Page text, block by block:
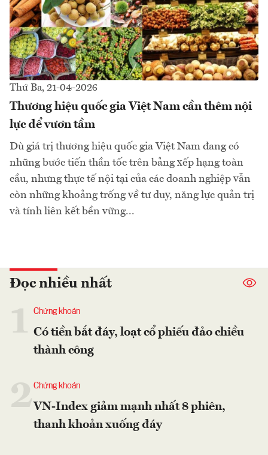
Thứ Ba, 21-04-2026
Thương hiệu quốc gia Việt Nam cần thêm nội
lực để vươn tầm
Dù giá trị thương hiệu quốc gia Việt Nam đang có
những bước tiến thần tốc trên bảng xếp hạng toàn
cầu, nhưng thực tế nội tại của các doanh nghiệp vẫn
còn những khoảng trống về tư duy, năng lực quản trị
và tính liên kết bền vững...
Đọc nhiều nhất
Chứng khoán
Có tiền bắt đáy, loạt cổ phiếu đảo chiều
thành công
2Chứng khoán
VN-Index giảm mạnh nhất 8 phiên,
thanh khoản xuống đáy